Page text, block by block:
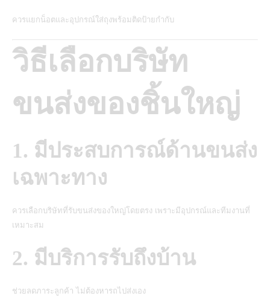
ควรแยกน็อตและอุปกรณ์ใส่ถุงพร้อมติดป้ายกำกับ
วิธีเลือกบริษัท
ขนส่งของชิ้นใหญ่
1. มีประสบการณ์ด้านขนส่ง
เฉพาะทาง
ควรเลือกบริษัทที่รับขนส่งของใหญ่ โดยตรง เพราะมีอุปกรณ์และทีมงานที่
เหมาะสม
2. มีบริการรับถึงบ้าน
ช่วยลดภาระลูกค้า ไม่ต้องหารถไปส่งเอง